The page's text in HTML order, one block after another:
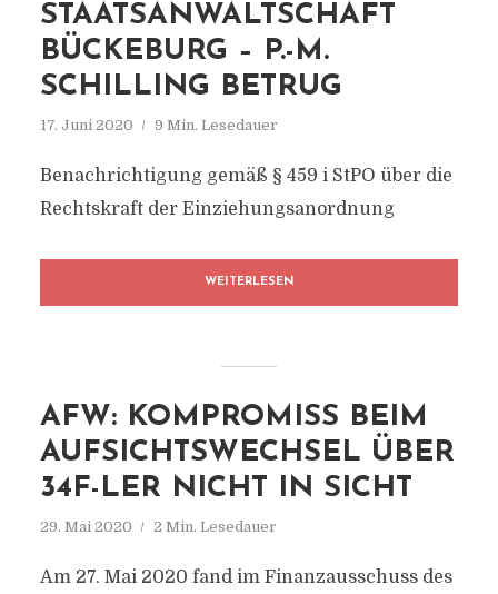
STAATSANWALTSCHAFT
BÜCKEBURG – P.-M.
SCHILLING BETRUG
17. Juni 2020 9 Min. Lesedauer
Benachrichtigung gemäß § 459 i StPO über die
Rechtskraft der Einziehungsanordnung
WEITERLESEN
AFW: KOMPROMISS BEIM
AUFSICHTSWECHSEL ÜBER
34F-LER NICHT IN SICHT
29. Mai 2020 2 Min. Lesedauer
Am 27. Mai 2020 fand im Finanzausschuss des